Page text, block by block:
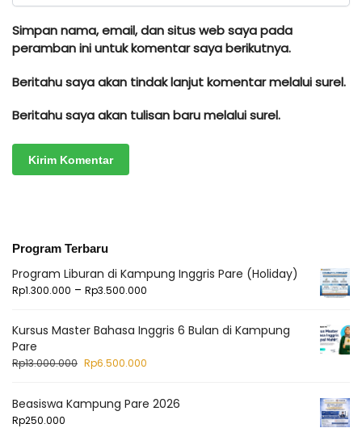
Simpan nama, email, dan situs web saya pada
peramban ini untuk komentar saya berikutnya.
Beritahu saya akan tindak lanjut komentar melalui surel.
Beritahu saya akan tulisan baru melalui surel.
Program Terbaru
Program Liburan di Kampung Inggris Pare (Holiday)
Rp1.300.000 – Rp3.500.000
Kursus Master Bahasa Inggris 6 Bulan di Kampung
Pare
Rp13.000.000 Rp6.500.000
Beasiswa Kampung Pare 2026
Rp250.000